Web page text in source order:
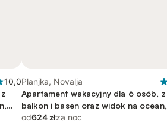
10,0Planjka, Novalja
Apartament wakacyjny dla 6 osób, z
balkon i basen oraz widok na ocean,
zwierzęta dozwolone
od624 złza noc